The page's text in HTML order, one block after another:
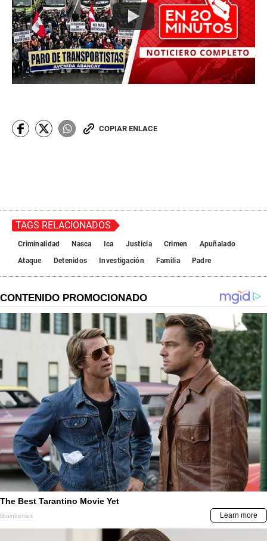
COPIAR ENLACE
TAGS RELACIONADOS
Criminalidad Nasca Ica Justicia Crimen
Apuñalado
Ataque
Detenidos Investigación Familia Padre